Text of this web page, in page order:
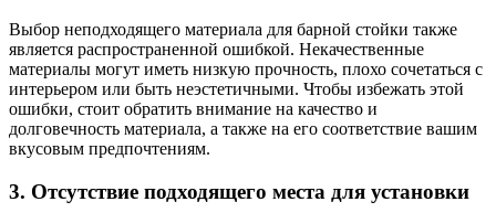
Выбор неподходящего материала для барной стойки также
является распространенной ошибкой. Некачественные
материалы могут иметь низкую прочность, плохо сочетаться с
интерьером или быть неэстетичными. Чтобы избежать этой
ошибки, стоит обратить внимание на качество и
долговечность материала, а также на его соответствие вашим
вкусовым предпочтениям.
3. Отсутствие подходящего места для установки